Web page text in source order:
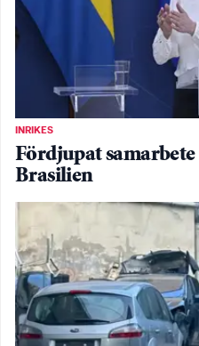
INRIKES
Fördjupat
Brasilien